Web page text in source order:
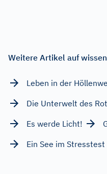
Weitere Artikel auf
Leben in der
Die Unterwelt des
Es werde Licht!
Ein See im Stresstest